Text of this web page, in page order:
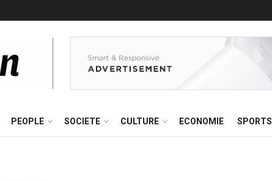
PEOPLE SOCIETE CULTURE ECONOMIE SPORTS